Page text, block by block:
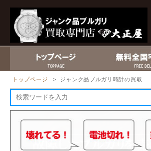
トップページ > ジャンク品ブルガリ時計の買取